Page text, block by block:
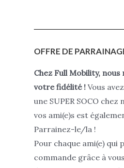
OFFRE DE
Chez Full Mobility,
votre fidélité ! Vous
une SUPER SOCO chez
vos ami(e)s est
Parrainez-le/la !
Pour chaque ami(e) qui
commande grâce à